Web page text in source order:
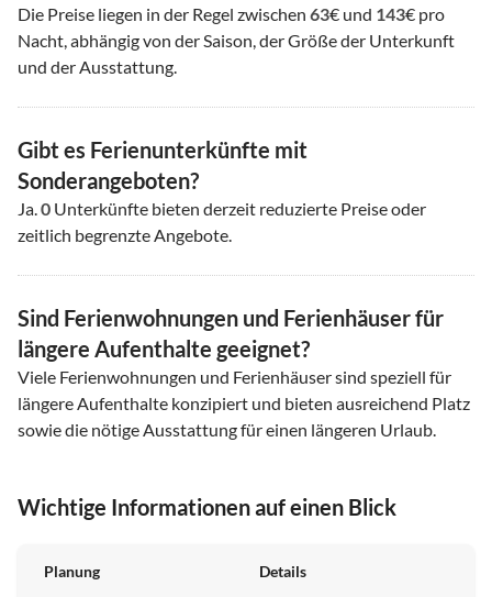
Die Preise liegen in der Regel zwischen 63€ und 143€ pro
Nacht, abhängig von der Saison, der Größe der Unterkunft
und der Ausstattung.
Gibt es Ferienunterkünfte mit
Sonderangeboten?
Ja. 0 Unterkünfte bieten derzeit reduzierte Preise oder
zeitlich begrenzte Angebote.
Sind Ferienwohnungen und Ferienhäuser für
längere Aufenthalte geeignet?
Viele Ferienwohnungen und Ferienhäuser sind speziell für
längere Aufenthalte konzipiert und bieten ausreichend Platz
sowie die nötige Ausstattung für einen längeren Urlaub.
Wichtige Informationen auf einen Blick
Planung Details